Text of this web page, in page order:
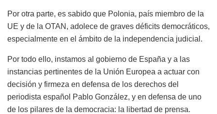
Por otra parte, es sabido que Polonia, país miembro de la
UE y de la OTAN, adolece de graves déficits democráticos,
especialmente en el ámbito de la independencia judicial.
Por todo ello, instamos al gobierno de España y a las
instancias pertinentes de la Unión Europea a actuar con
decisión y firmeza en defensa de los derechos del
periodista español Pablo González, y en defensa de uno
de los pilares de la democracia: la libertad de prensa.